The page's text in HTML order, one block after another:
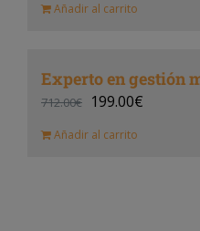
Añadir al carrito
Experto en gestión
712.00€ 199.00€
Añadir al carrito